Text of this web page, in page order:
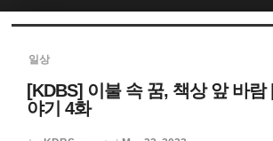
일상
[KDBS] 이불 속 꿈, 책상 앞 바람
야기 4화
Sketchbook5, 스케치